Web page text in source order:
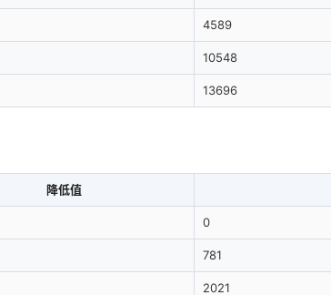
4589
10548
13696
降低值
0
781
2021